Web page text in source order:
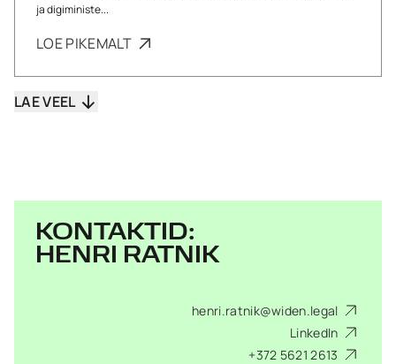
ja digiministe...
LOE PIKEMALT
LAE VEEL
KONTAKTID:
HENRI RATNIK
henri.ratnik@widen.legal
LinkedIn
+372 5621 2613